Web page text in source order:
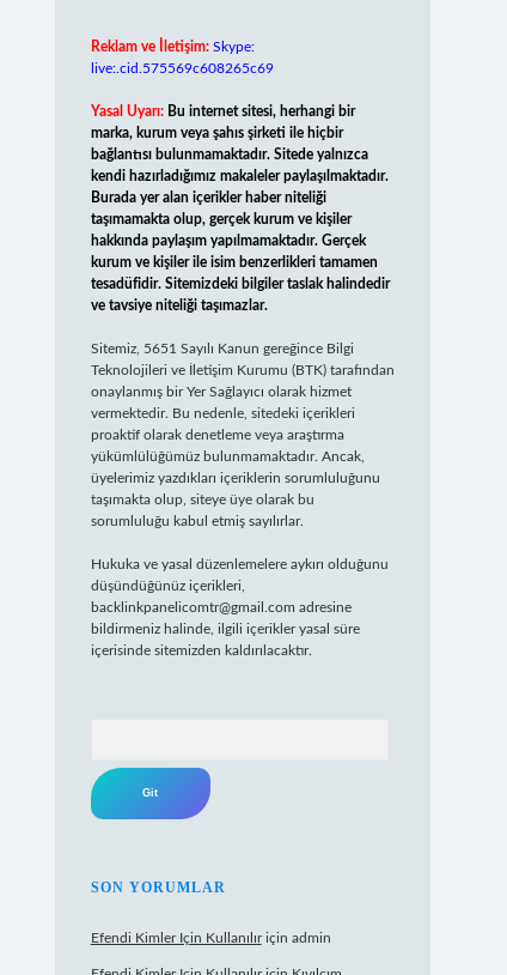
Reklam ve İletişim: Skype:
live:.cid.575569c608265c69
Yasal Uyarı: Bu internet sitesi, herhangi bir
marka, kurum veya şahıs şirketi ile hiçbir
bağlantısı bulunmamaktadır. Sitede yalnızca
kendi hazırladığımız makaleler paylaşılmaktadır.
Burada yer alan içerikler haber niteliği
taşımamakta olup, gerçek kurum ve kişiler
hakkında paylaşım yapılmamaktadır. Gerçek
kurum ve kişiler ile isim benzerlikleri tamamen
tesadüfidir. Sitemizdeki bilgiler taslak halindedir
ve tavsiye niteliği taşımazlar.
Sitemiz, 5651 Sayılı Kanun gereğince Bilgi
Teknolojileri ve İletişim Kurumu (BTK) tarafından
onaylanmış bir Yer Sağlayıcı olarak hizmet
vermektedir. Bu nedenle, sitedeki içerikleri
proaktif olarak denetleme veya araştırma
yükümlülüğümüz bulunmamaktadır. Ancak,
üyelerimiz yazdıkları içeriklerin sorumluluğunu
taşımakta olup, siteye üye olarak bu
sorumluluğu kabul etmiş sayılırlar.
Hukuka ve yasal düzenlemelere aykırı olduğunu
düşündüğünüz içerikleri,
backlinkpanelicomtr@gmail.com adresine
bildirmeniz halinde, ilgili içerikler yasal süre
içerisinde sitemizden kaldırılacaktır.
SON YORUMLAR
Efendi Kimler Için Kullanılıriçin admin